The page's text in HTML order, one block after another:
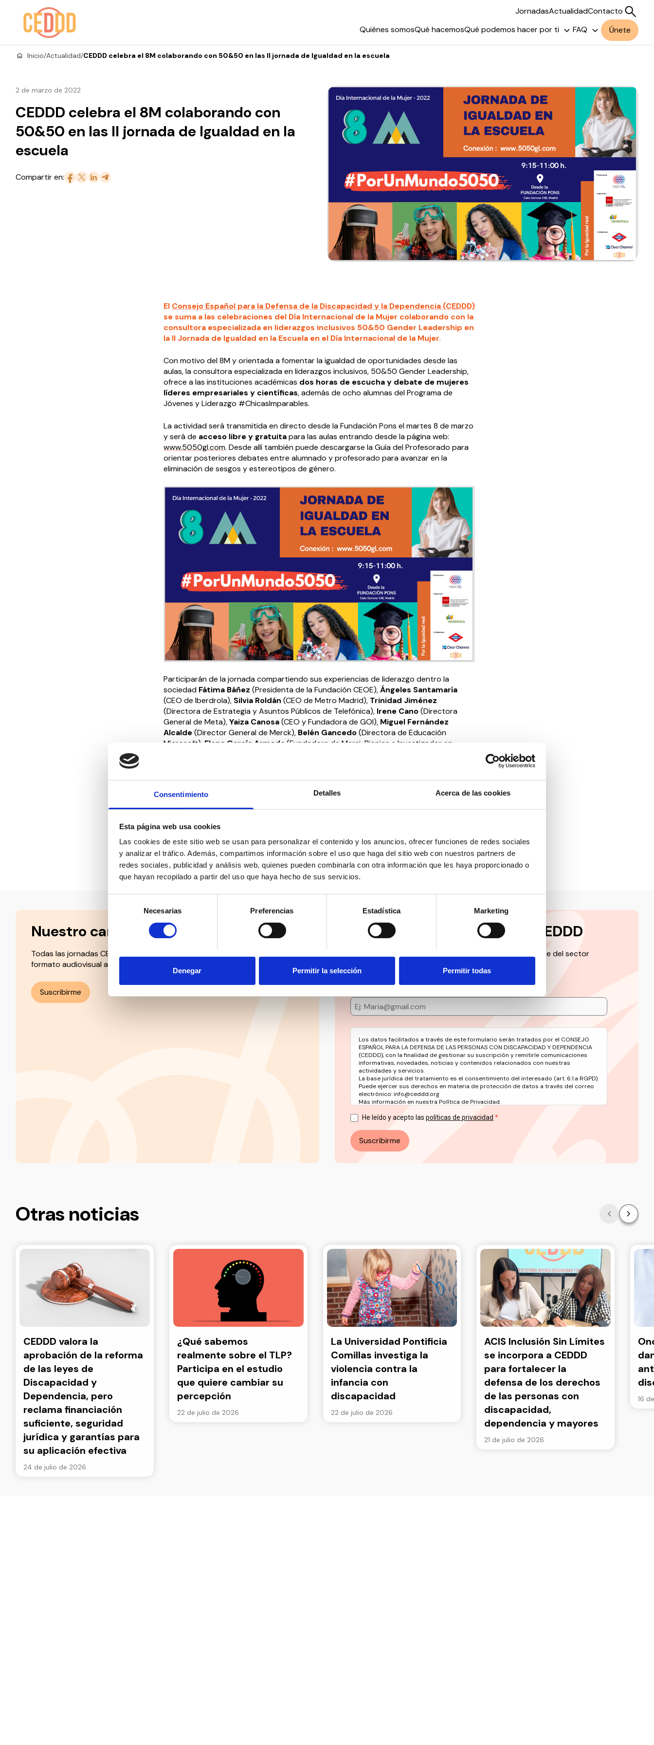
Consentimiento Detalles Acerca de las cookies
Esta página web usa cookies
Las cookies de este sitio web se usan para personalizar el contenido y los anuncios, ofrecer funciones de redes sociales
y analizar el tráfico. Además, compartimos información sobre el uso que haga del sitio web con nuestros partners de
redes sociales, publicidad y análisis web, quienes pueden combinarla con otra información que les haya proporcionado o
que hayan recopilado a partir del uso que haya hecho de sus servicios.
de
consentimiento
Necesarias Preferencias Estadística Marketing
Denegar Permitir la selección Permitir todas
Saltar al contenido
JornadasActualidadContacto
Quiénes somosQué hacemosQué podemos hacer por ti FAQ Únete
Buscar
Inicio/Actualidad/CEDDD celebra el 8M colaborando con 50&50 en las II jornada de Igualdad en la escuela
2 de marzo de 2022
CEDDD celebra el 8M colaborando con
50&50 en las II jornada de Igualdad en la
escuela
Compartir en:
El Consejo Español para la Defensa de la Discapacidad y la Dependencia (CEDDD)
se suma a las celebraciones del Día Internacional de la Mujer colaborando con la
consultora especializada en liderazgos inclusivos 50&50 Gender Leadership en
la II Jornada de Igualdad en la Escuela en el Día Internacional de la Mujer.
Con motivo del 8M y orientada a fomentar la igualdad de oportunidades desde las
aulas, la consultora especializada en liderazgos inclusivos, 50&50 Gender Leadership,
ofrece a las instituciones académicas dos horas de escucha y debate de mujeres
líderes empresariales y científicas, además de ocho alumnas del Programa de
Jóvenes y Liderazgo #ChicasImparables.
La actividad será transmitida en directo desde la Fundación Pons el martes 8 de marzo
y será de acceso libre y gratuitapara las aulas entrando desde la página web:
www.5050gl.com. Desde allí también puede descargarse la Guía del Profesorado para
orientar posteriores debates entre alumnado y profesorado para avanzar en la
eliminación de sesgos y estereotipos de género.
Participarán de la jornada compartiendo sus experiencias de liderazgo dentro la
sociedad Fátima Báñez (Presidenta de la Fundación CEOE),Ángeles Santamaría
(CEO de Iberdrola), Silvia Roldán (CEO de Metro Madrid), Trinidad Jiménez
(Directora de Estrategia y Asuntos Públicos de Telefónica), Irene Cano(Directora
General de Meta),Yaiza Canosa(CEO y Fundadora de GOI), Miguel Fernández
Alcalde(Director General de Merck), Belén Gancedo(Directora de Educación
Microsoft), Elena García Armada (Fundadora de Marsi-Bionics e Investigador en
hay que educar en igualdad sino trabajar los sesgos inconscientes que se van
acumulando desde la primera infancia, para lo cual es imprescindible trabajar
de futuro”.
Compartir en:
Nuestro canal de Youtube
Todas las jornadas CEDDD, el podcast ‘El Rincón Social’ y mucho más en
formato audiovisual a un solo clic.
Suscribirme
Suscríbete a la newsletter CEDDD
Mantente siempre al día de la información más relevante del sector
Email
Los datos facilitados a través de este formulario serán tratados por el CONSEJO
ESPAÑOL PARA LA DEFENSA DE LAS PERSONAS CON DISCAPACIDAD Y DEPENDENCIA
(CEDDD), con la finalidad de gestionar su suscripción y remitirle comunicaciones
informativas, novedades, noticias y contenidos relacionados con nuestras
actividades y servicios.
La base jurídica del tratamiento es el consentimiento del interesado (art. 6.1.a RGPD).
Puede ejercer sus derechos en materia de protección de datos a través del correo
electrónico: info@ceddd.org
Más información en nuestra Política de Privacidad.
He leído y acepto las políticas de privacidad
Suscribirme
Otras noticias
CEDDD valora la
aprobación de la reforma
de las leyes de
Discapacidad y
Dependencia, pero
reclama financiación
suficiente, seguridad
jurídica y garantías para
su aplicación efectiva
24 de julio de 2026
¿Qué sabemos
realmente sobre el TLP?
Participa en el estudio
que quiere cambiar su
percepción
22 de julio de 2026
La Universidad Pontificia
Comillas investiga la
violencia contra la
infancia con
discapacidad
22 de julio de 2026
ACIS Inclusión Sin Límites
se incorpora a CEDDD
para fortalecer la
defensa de los derechos
de las personas con
discapacidad,
dependencia y mayores
21 de julio de 2026
16